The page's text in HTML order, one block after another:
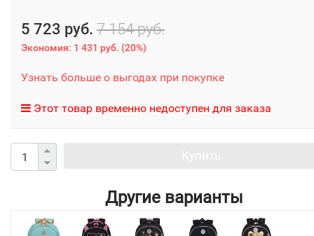
5 723 руб. 7 154 руб.
Экономия: 1 431 руб. (20%)
Узнать больше о выгодах при покупке
Этот товар временно недоступен для заказа
Другие варианты